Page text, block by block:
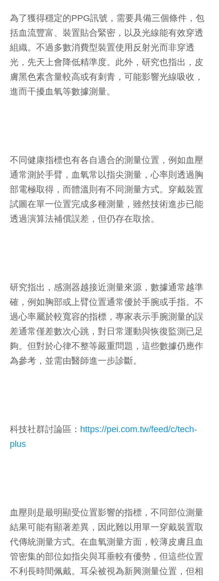
為了獲得穩定的PPG訊號，需要具備三個條件，包
括血流豐富、裝置貼合緊密，以及光線能有效穿透
組織。不過多數消費型裝置使用反射光而非穿透
光，先天上會降低精準度。此外，研究也指出，皮
膚黑色素含量較高或有刺青，可能影響光線吸收，
進而干擾血氧等數據測量。
不同健康指標也有各自適合的測量位置，例如血壓
通常測於手臂，血氧常以指尖測量，心率則透過胸
部電極取得，而體溫則有不同測量方式。穿戴裝置
試圖在單一位置完成多種測量，雖然技術進步已能
透過演算法補償誤差，但仍存在取捨。
研究指出，感測器越接近測量來源，數據通常越準
確，例如胸部或上臂位置通常優於手腕或手指。不
過心率屬於較寬容的指標，專家表示手腕測量的誤
差通常僅差數次心跳，對日常運動與恢復監測已足
夠。但對於心律不整等嚴重問題，這些數據仍應作
為參考，並需由醫師進一步診斷。
科技社群討論區： https://pei.com.tw/feed/c/tech-
plus
血壓則是最明顯受位置影響的指標，不同部位測量
結果可能有顯著差異，因此難以用單一穿戴裝置取
代傳統測量方式。在血氧測量方面，較薄皮膚且血
管密集的部位如指尖與耳垂較有優勢，但這些位置
不利長時間佩戴。耳朵被視為新興測量位置，但相